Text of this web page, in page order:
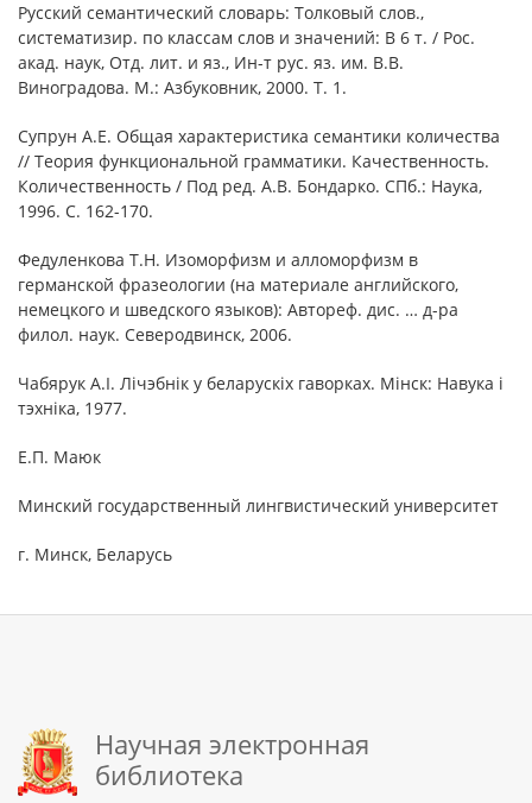
Русский семантический словарь: Толковый слов.,
систематизир. по классам слов и значений: В 6 т. / Рос.
акад. наук, Отд. лит. и яз., Ин-т рус. яз. им. В.В.
Виноградова. М.: Азбуковник, 2000. Т. 1.
Супрун А.Е. Общая характеристика семантики количества
// Теория функциональной грамматики. Качественность.
Количественность / Под ред. A.B. Бондарко. СПб.: Наука,
1996. С. 162-170.
Федуленкова Т.Н. Изоморфизм и алломорфизм в
германской фразеологии (на материале английского,
немецкого и шведского языков): Автореф. дис. … д-ра
филол. наук. Северодвинск, 2006.
Чабярук А.І. Лічэбнік у беларускіх гаворках. Мінск: Навука і
тэхніка, 1977.
Е.П. Маюк
Минский государственный лингвистический университет
г. Минск, Беларусь
Научная электронная
библиотека